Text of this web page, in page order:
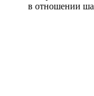
в отношении